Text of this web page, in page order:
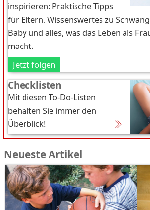
inspirieren: Praktische Tipps
für Eltern, Wissenswertes zu
Baby und alles, was das Leben als
macht.
Jetzt folgen
Checklisten
Mit diesen To-Do-Listen
behalten Sie immer den
Überblick!
Neueste Artikel